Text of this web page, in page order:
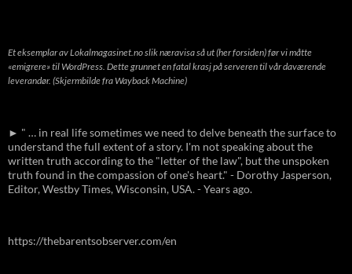
Et eksemplar av Lokalmagasinet.no slik næravisa så ut (her forsiden) før vi måtte
«emigrere» til WordPress. Dette grunnet en fatal krasj på serveren til vår daværende
leverandør. (Skjermbilde fra Wayback Machine)
► " … in real life sometimes we need to delve beneath the surface to
understand the full extent of a story. I'm not speaking about the
written truth according to the "letter of the law", but the unspoken
truth found in the compassion of one's heart." - Dorothy Jasperson,
Editor, Westby Times, Wisconsin, USA. - Years ago.
https://thebarentsobserver.com/en